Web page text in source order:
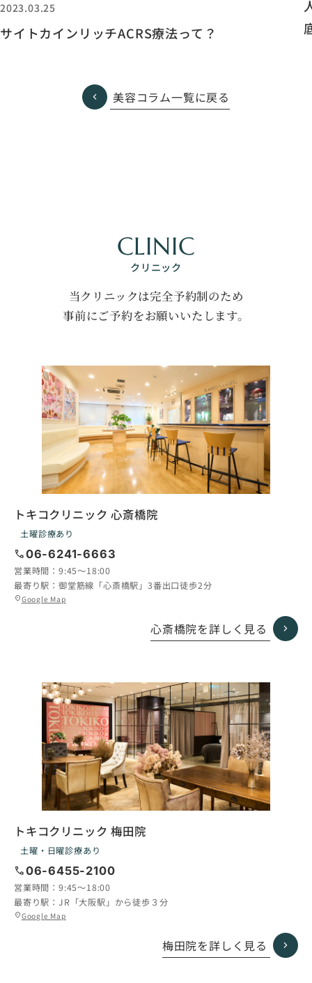
2023.03.25
サイトカインリッチACRS療法って？
美容コラム一覧に戻る
CLINIC
クリニック
当クリニックは完全予約制のため
事前にご予約をお願いいたします。
トキコクリニック 心斎橋院
土曜診療あり
call06-6241-6663
営業時間： 9:45〜18:00
最寄り駅： 御堂筋線「心斎橋駅」3番出口徒歩2分
location_onGoogle Map
グ
心斎橋院を詳しく見る
トキコクリニック 梅田院
土曜・日曜診療あり
call06-6455-2100
営業時間： 9:45〜18:00
最寄り駅： JR「大阪駅」から徒歩３分
location_onGoogle Map
グ
梅田院を詳しく見る